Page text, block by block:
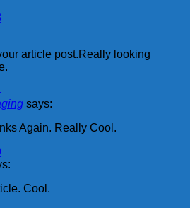
article post.Really looking
says:
Again. Really Cool.
Cool.